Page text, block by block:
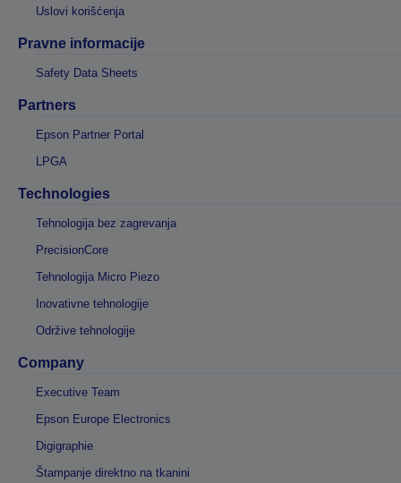
Uslovi korišćenja
Pravne informacije
Safety Data Sheets
Partners
Epson Partner Portal
LPGA
Technologies
Tehnologija bez zagrevanja
PrecisionCore
Tehnologija Micro Piezo
Inovativne tehnologije
Održive tehnologije
Company
Executive Team
Epson Europe Electronics
Digigraphie
Štampanje direktno na tkanini